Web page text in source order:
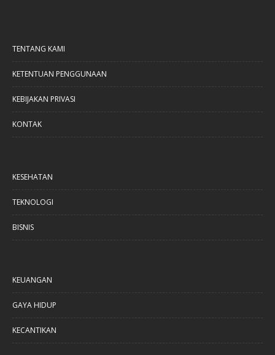
TENTANG KAMI
KETENTUAN PENGGUNAAN
KEBIJAKAN PRIVASI
KONTAK
KESEHATAN
TEKNOLOGI
BISNIS
KEUANGAN
GAYA HIDUP
KECANTIKAN